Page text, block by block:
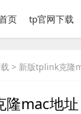
页 tp官网下载
> 新版tplink克隆
mac地址